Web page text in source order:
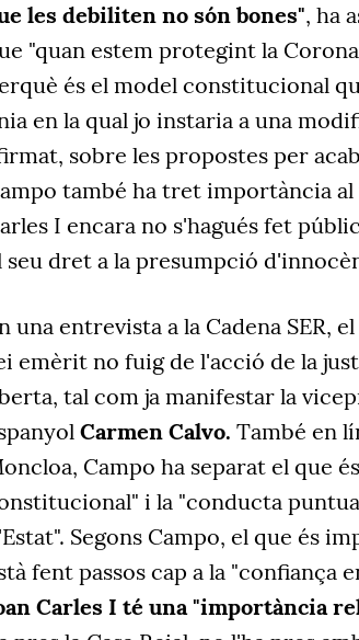
les debiliten no són bones", ha
"quan estem protegint la
és el model constitucional
en la qual jo instaria a una
sobre les propostes per
també ha tret importància
I encara no s'hagués fet
seu dret a la presumpció
una entrevista a la Cadena SER,
emèrit no fuig de l'acció de la
tal com ja manifestar la
Carmen Calvo. També en
Campo ha separat el que
i la "conducta
Segons Campo, el que és
fent passos cap a la "confiança
Carles I té una "importància